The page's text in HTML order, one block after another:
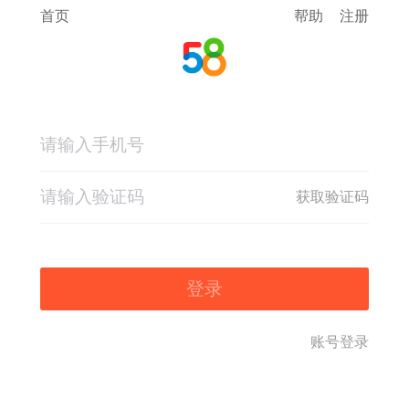
首页 帮助 注册
获取验证码
登录
账号登录